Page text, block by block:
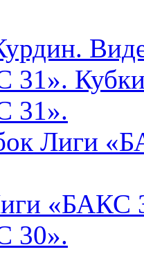
31».
31».
Лиги
«БАКС
30».